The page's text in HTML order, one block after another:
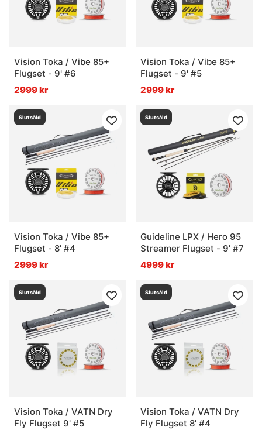
Vision Toka / Vibe 85+
Flugset - 9' #6
2999 kr
Vision Toka / Vibe 85+
Flugset - 9' #5
2999 kr
Slutsåld
Vision Toka / Vibe 85+
Flugset - 8' #4
2999 kr
Slutsåld
Guideline LPX / Hero 95
Streamer Flugset - 9' #7
4999 kr
Slutsåld
Vision Toka / VATN Dry
Fly Flugset 9' #5
Slutsåld
Vision Toka / VATN Dry
Fly Flugset 8' #4